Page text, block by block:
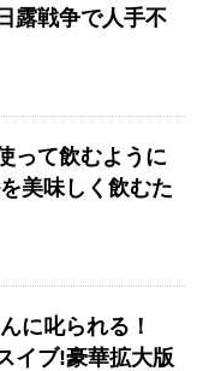
露戦争で人手不
って飲むように
美味しく飲むた
に叱られる！
イブ!豪華拡大版